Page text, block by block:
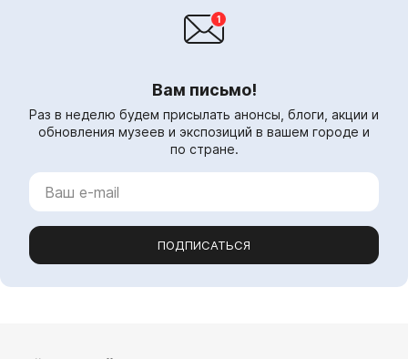
Вам письмо!
Раз в неделю будем присылать анонсы, блоги, акции и
обновления музеев и экспозиций в вашем городе и
по стране.
ПОДПИСАТЬСЯ